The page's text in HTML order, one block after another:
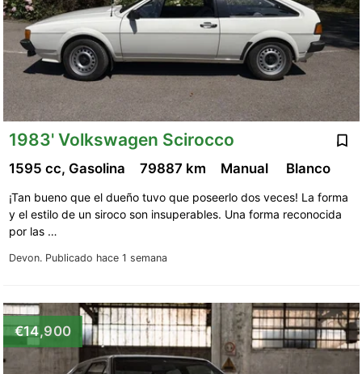
1983' Volkswagen Scirocco
Devon. Publicado hace 1 semana
1595 cc, Gasolina 79887 km Manual Blanco
¡Tan bueno que el dueño tuvo que poseerlo dos veces! La forma
y el estilo de un siroco son insuperables. Una forma reconocida
por las …
€14,900